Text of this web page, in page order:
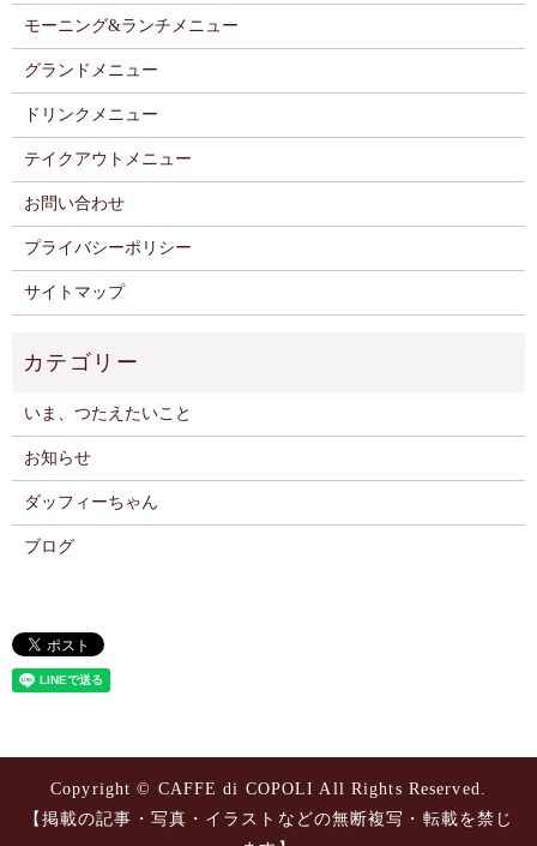
モーニング&ランチメニュー
グランドメニュー
ドリンクメニュー
テイクアウトメニュー
お問い合わせ
プライバシーポリシー
サイトマップ
いま、つたえたいこと
お知らせ
ダッフィーちゃん
ブログ
Copyright © CAFFE di COPOLI All Rights Reserved.
【掲載の記事・写真・イラストなどの無断複写・転載を禁じ